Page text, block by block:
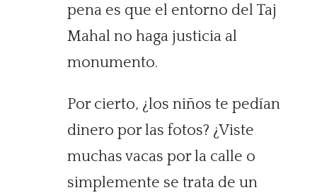
pena es que el entorno del Taj
Mahal no haga justicia al
monumento.
Por cierto, ¿los niños te pedían
dinero por las fotos? ¿Viste
muchas vacas por la calle o
simplemente se trata de un